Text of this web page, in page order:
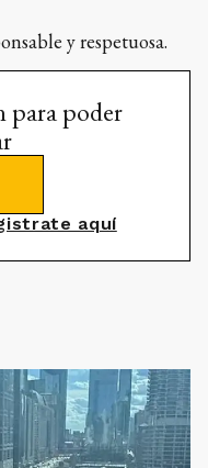
y respetuosa.
para poder
aquí